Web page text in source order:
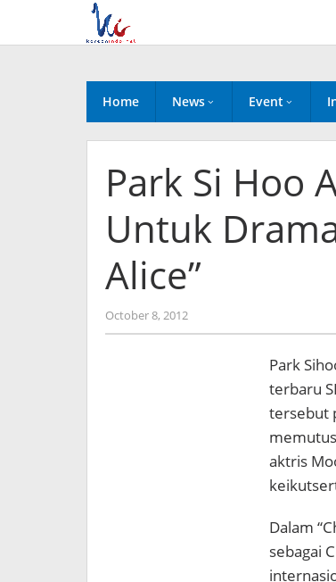
content
Home News Event
Park Si Hoo
Untuk
Alice”
October 8, 2012by
Koreanindo
Park
terbaru
tersebut
aktris
Dalam
sebagai